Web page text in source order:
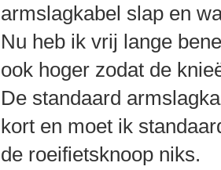
armslagkabel slap en
Nu heb ik vrij lange
ook hoger zodat de
De standaard
kort en moet ik
de roeifietsknoop niks.